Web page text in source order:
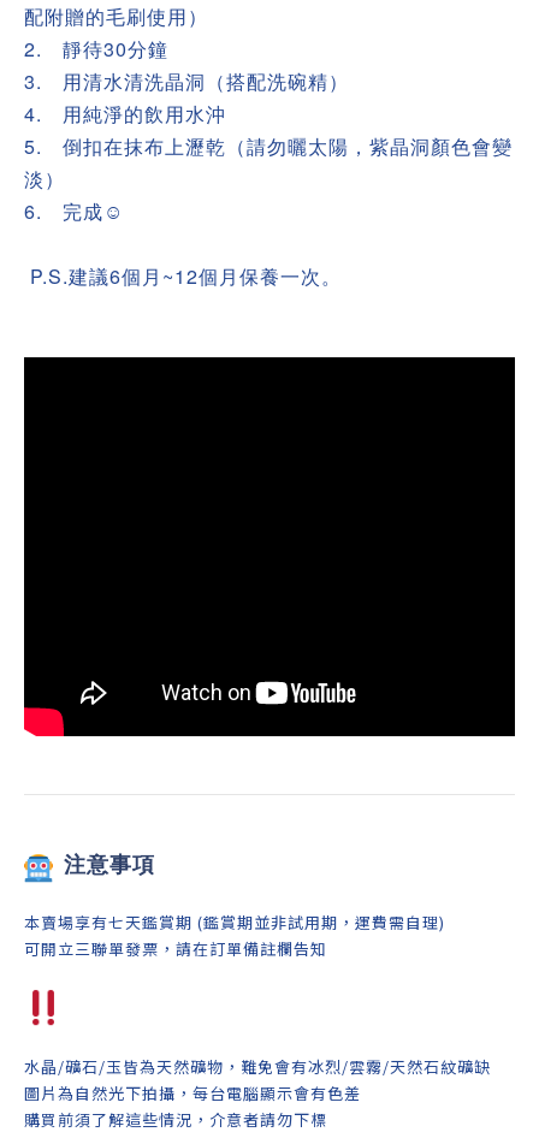
配附贈的毛刷使用）
2.
靜待30分鐘
3.
用清水清洗晶洞（搭配洗碗精）
4.
用純淨的飲用水沖
5.
倒扣在抹布上瀝乾（請勿曬太陽，紫晶洞顏色會變
淡）
6.
完成☺
P.S.建議6個月~12個月保養一次。
注意事項
本賣場享有七天鑑賞期 (鑑賞期並非試用期，運費需自理)
可開立三聯單發票，請在訂單備註欄告知
水晶/礦石/玉皆為天然礦物，難免會有冰烈/雲霧/天然石紋礦缺
圖片為自然光下拍攝，每台電腦顯示會有色差
購買前須了解這些情況，介意者請勿下標